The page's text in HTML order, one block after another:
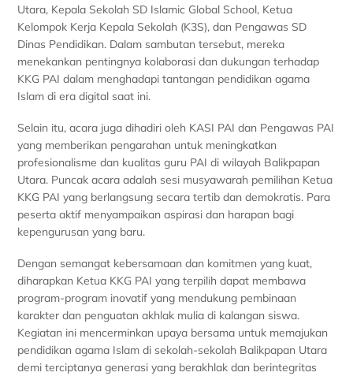
Utara, Kepala Sekolah SD Islamic Global School, Ketua
Kelompok Kerja Kepala Sekolah (K3S), dan Pengawas SD
Dinas Pendidikan. Dalam sambutan tersebut, mereka
menekankan pentingnya kolaborasi dan dukungan terhadap
KKG PAI dalam menghadapi tantangan pendidikan agama
Islam di era digital saat ini.
Selain itu, acara juga dihadiri oleh KASI PAI dan Pengawas PAI
yang memberikan pengarahan untuk meningkatkan
profesionalisme dan kualitas guru PAI di wilayah Balikpapan
Utara. Puncak acara adalah sesi musyawarah pemilihan Ketua
KKG PAI yang berlangsung secara tertib dan demokratis. Para
peserta aktif menyampaikan aspirasi dan harapan bagi
kepengurusan yang baru.
Dengan semangat kebersamaan dan komitmen yang kuat,
diharapkan Ketua KKG PAI yang terpilih dapat membawa
program-program inovatif yang mendukung pembinaan
karakter dan penguatan akhlak mulia di kalangan siswa.
Kegiatan ini mencerminkan upaya bersama untuk memajukan
pendidikan agama Islam di sekolah-sekolah Balikpapan Utara
demi terciptanya generasi yang berakhlak dan berintegritas